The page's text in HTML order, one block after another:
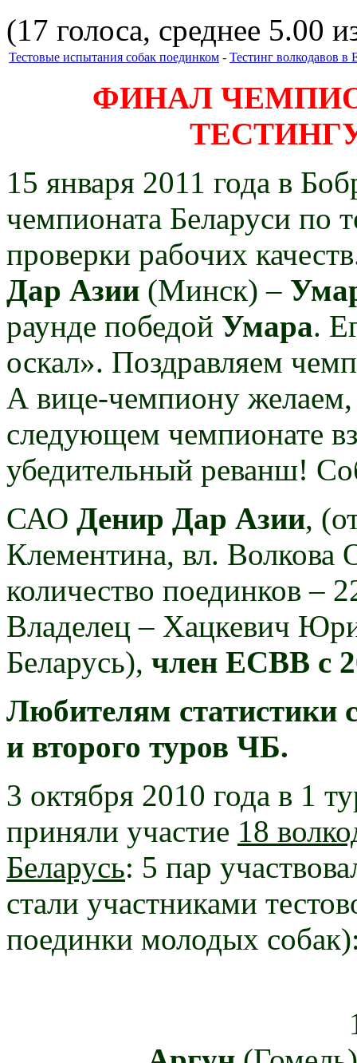
(17 голоса, среднее 5.00
Тестовые испытания собак поединком - Тестинг волкодавов в
ФИНАЛ
15 января 2011 года в
чемпионата Беларуси по
проверки рабочих
Дар Азии (Минск) –
раунде победой Умара.
оскал». Поздравляем
А вице-чемпиону желаем,
следующем чемпионате
убедительный реванш!
САО Денир Дар Азии,
Клементина, вл. Волкова
количество поединков –
Владелец – Хацкевич
Беларусь), член ЕСВВ с
Любителям статистики
и второго туров ЧБ.
3 октября 2010 года в 1
приняли участие 18
Беларусь: 5 пар
стали участниками
поединки молодых